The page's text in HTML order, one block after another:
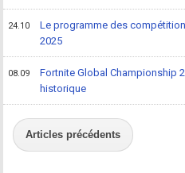
24.10
Le programme des
2025
08.09
Fortnite Global Championship
historique
Articles précédents